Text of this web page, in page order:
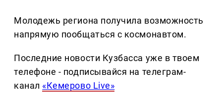
Молодежь региона получила возможность
напрямую пообщаться с космонавтом.
Последние новости Кузбасса уже в твоем
телефоне - подписывайся на телеграм-
канал «Кемерово Live»